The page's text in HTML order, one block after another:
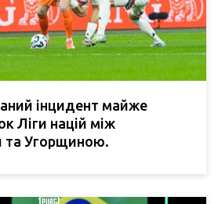
інцидент майже
Ліги націй між
та Угорщиною.